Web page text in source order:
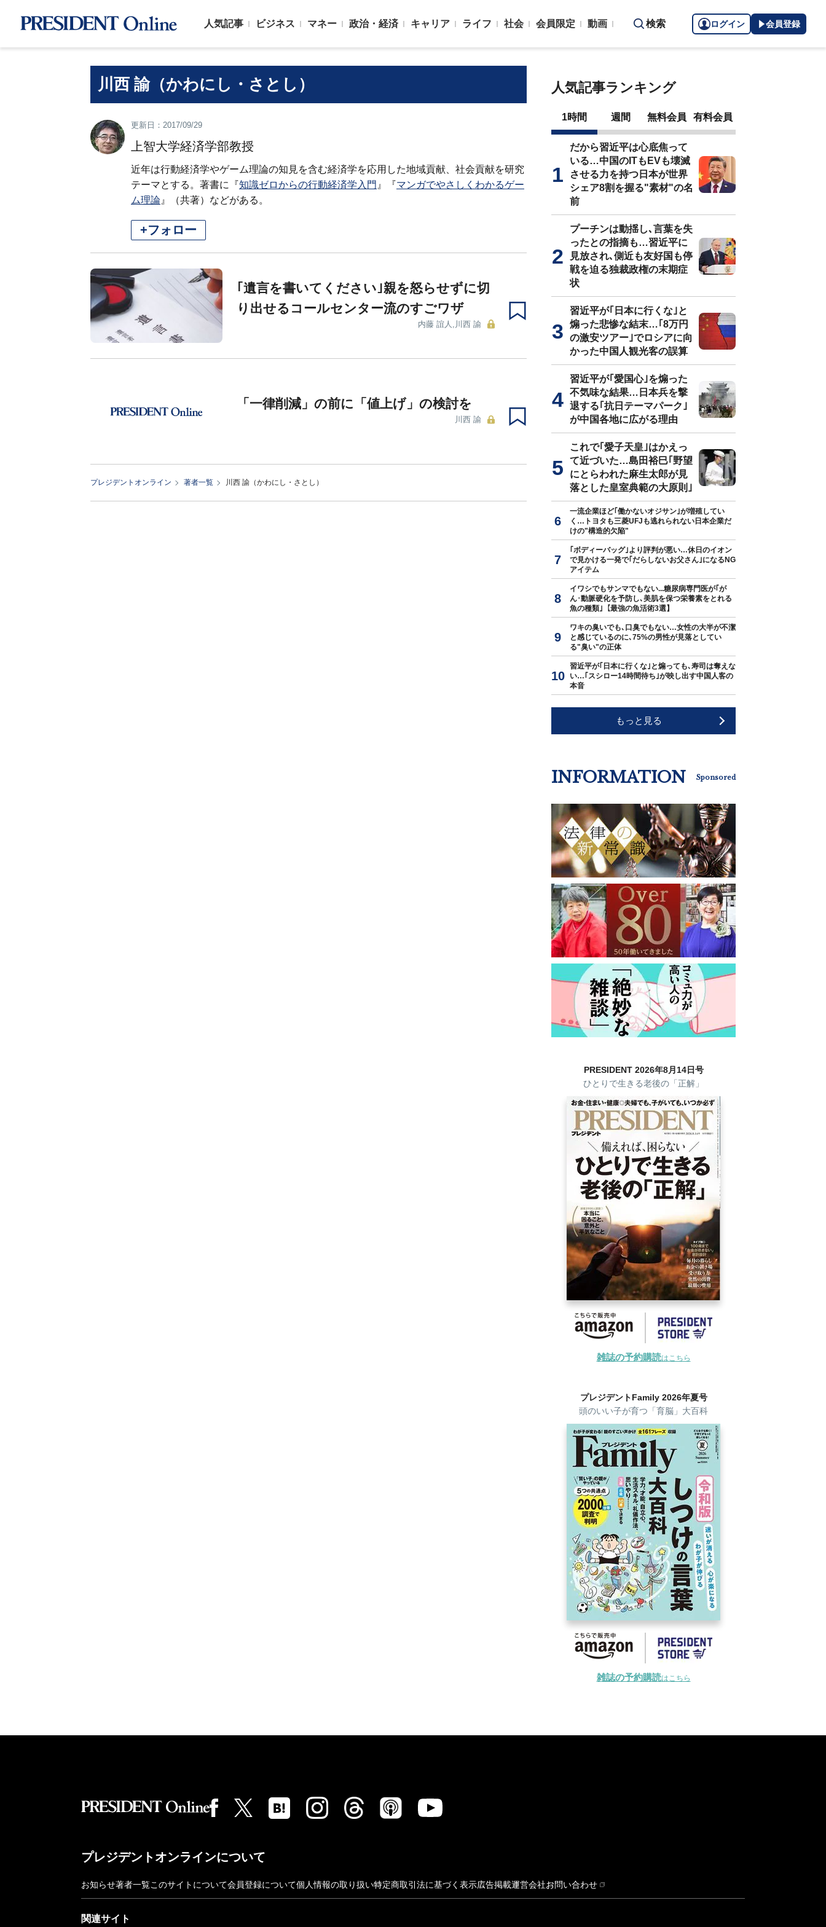
人気記事 ビジネス マネー 政治・経済 キャリア ライフ 社会 会員限定 動画 検索 ログイン 会員登録
川西 諭（かわにし・さとし）
更新日：2017/09/29
上智大学経済学部教授
近年は行動経済学やゲーム理論の知見を含む経済学を応用した地域貢献、社会貢献を研究
テーマとする。著書に『知識ゼロからの行動経済学入門 』『マンガでやさしくわかるゲー
ム理論 』（共著）などがある。
+フォロー
｢遺言を書いてください｣親を怒らせずに切
り出せるコールセンター流のすごワザ
内藤 誼人,川西 諭
「一律削減」の前に「値上げ」の検討を
川西 諭
プレジデントオンライン 著者一覧 川西 諭（かわにし・さとし）
人気記事ランキング
1時間 週間 無料会員 有料会員
だから習近平は心底焦って
いる…中国のITもEVも壊滅
させる力を持つ日本が世界
シェア8割を握る"素材"の名
前
プーチンは動揺し､言葉を失
ったとの指摘も…習近平に
見放され､側近も友好国も停
戦を迫る独裁政権の末期症
状
習近平が｢日本に行くな｣と
煽った悲惨な結末…｢8万円
の激安ツアー｣でロシアに向
かった中国人観光客の誤算
習近平が｢愛国心｣を煽った
不気味な結果…日本兵を撃
退する｢抗日テーマパーク｣
が中国各地に広がる理由
これで｢愛子天皇｣はかえっ
て近づいた…島田裕巳｢野望
にとらわれた麻生太郎が見
落とした皇室典範の大原則｣
一流企業ほど｢働かないオジサン｣が増殖してい
く…トヨタも三菱UFJも逃れられない日本企業だ
けの"構造的欠陥"
｢ボディーバッグ｣より評判が悪い…休日のイオン
で見かける一発で｢だらしないお父さん｣になるNG
アイテム
イワシでもサンマでもない...糖尿病専門医が｢が
ん･動脈硬化を予防し､美肌を保つ栄養素をとれる
魚の種類｣【最強の魚活術3選】
ワキの臭いでも､口臭でもない…女性の大半が不潔
と感じているのに､75%の男性が見落としてい
る"臭い"の正体
習近平が｢日本に行くな｣と煽っても､寿司は奪えな
い…｢スシロー14時間待ち｣が映し出す中国人客の
本音
もっと見る
INFORMATION Sponsored
PRESIDENT 2026年8月14日号
ひとりで生きる老後の「正解」
雑誌の予約購読はこちら
プレジデントFamily 2026年夏号
頭のいい子が育つ「育脳」大百科
雑誌の予約購読はこちら
プレジデントオンラインについて
お知らせ著者一覧このサイトについて会員登録について個人情報の取り扱い特定商取引法に基づく表示広告掲載運営会社お問い合わせ
関連サイト